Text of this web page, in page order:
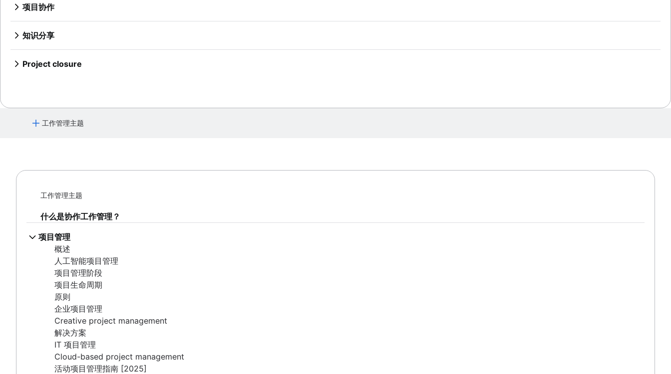
架构图
Context diagram
AWS 图
工作分解结构
您不知道的 7 个 Confluence 数据库实用功能
借助 Confluence 数据库简化内容管理
成本绩效指数
项目瓶颈
8D 问题解决
全面质量管理
项目协作
概述
协作文化
概述
协作沟通
名义群组法
自我管理
跨职能团队
概述
头脑风暴最佳实践
头脑风暴会议
使用 Confluence 白板进行头脑风暴（即将推出）
怎么减少会议次数
团队管理和领导
概述
通信计划
员工认可
工作场所生产力
克服沟通不畅的问题
职能型组织结构 [定义、优势 + 示例]
概述
模型
共同领导
知识分享
概述
概述
知识共享文化
文档
标准操作程序
为您的团队构建真正的单一数据源 (SSoT)
产品文档
软件设计文档
工作说明书
文档管理流程
概述
企业社交网络
Project closure
工作管理主题
项目管理阶段
项目生命周期
原则
企业项目管理
Creative project management
解决方案
IT 项目管理
Cloud-based project management
活动项目管理指南 [2025]
施工项目管理
施工项目管理软件
如何跟踪项目进度
Project initiation
What is project initiation?
项目启动会议
设置目标
工作管理主题
什么是协作工作管理？
项目管理
概述
人工智能项目管理
项目管理阶段
项目生命周期
原则
企业项目管理
Creative project management
解决方案
IT 项目管理
Cloud-based project management
活动项目管理指南 [2025]